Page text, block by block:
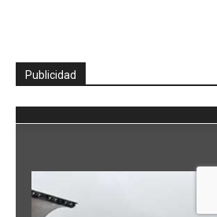
Publicidad